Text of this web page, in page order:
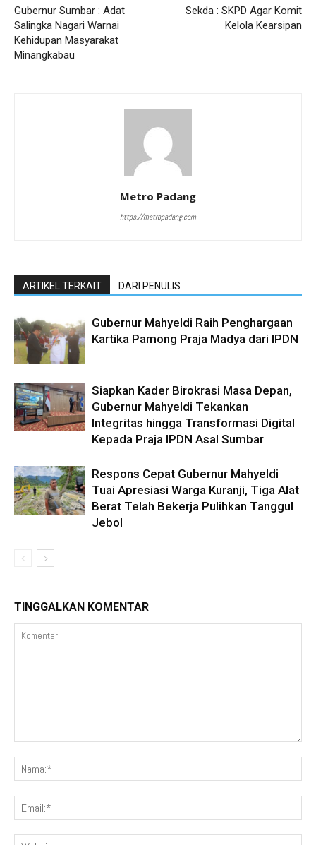
Gubernur Sumbar : Adat
Salingka Nagari Warnai
Kehidupan Masyarakat
Minangkabau
Sekda : SKPD Agar Komit
Kelola Kearsipan
Metro Padang
https://metropadang.com
ARTIKEL TERKAIT DARI PENULIS
Gubernur Mahyeldi Raih Penghargaan
Kartika Pamong Praja Madya dari IPDN
Siapkan Kader Birokrasi Masa Depan,
Gubernur Mahyeldi Tekankan
Integritas hingga Transformasi Digital
Kepada Praja IPDN Asal Sumbar
Respons Cepat Gubernur Mahyeldi
Tuai Apresiasi Warga Kuranji, Tiga Alat
Berat Telah Bekerja Pulihkan Tanggul
Jebol
TINGGALKAN KOMENTAR